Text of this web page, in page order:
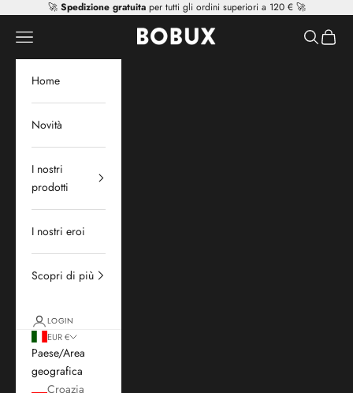
Vai al contenuto
🚀 Spedizione gratuitaper tutti gli ordini superiori a 120 € 🚀
Mr Tiggle - Distributor
Apri il menu di navigazione Mostra il
Home
Novità
I nostri
prodotti
I nostri eroi
Scopri di più
LOGIN
EUR €
Paese/Area
geografica
Croazia